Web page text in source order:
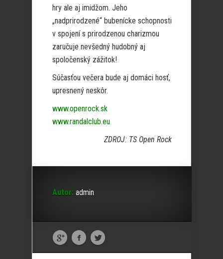
hry ale aj imidžom. Jeho
„nadprirodzené“ bubenícke schopnosti
v spojení s prirodzenou charizmou
zaručuje nevšedný hudobný aj
spoločenský zážitok!
Súčasťou večera bude aj domáci hosť,
upresnený neskôr.
www.openrock.sk
www.randalclub.eu
ZDROJ: TS Open Rock
Autor: admin